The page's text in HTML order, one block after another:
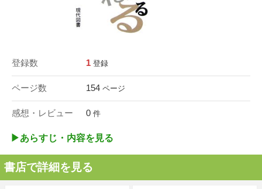
登録数 1 登録
ページ数 154 ページ
感想・レビュー 0 件
▶︎あらすじ・内容を見る
書店で詳細を見る